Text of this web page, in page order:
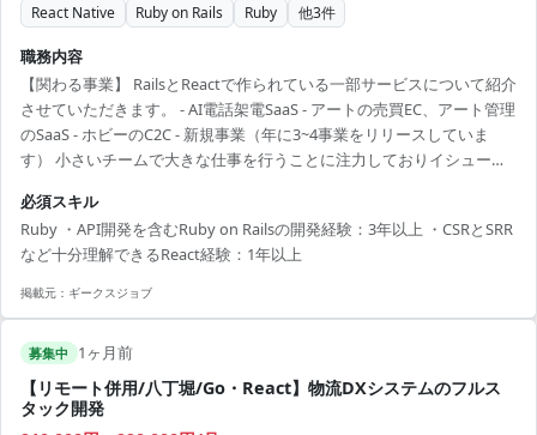
React Native Ruby on Rails Ruby 他3件
職務内容
【関わる事業】 RailsとReactで作られている一部サービスについて紹介
させていただきます。 - AI電話架電SaaS - アートの売買EC、アート管理
のSaaS - ホビーのC2C - 新規事業（年に3~4事業をリリースしていま
す） 小さいチームで大きな仕事を行うことに注力しておりイシューを
PdMとのシステム開発方針に関する議論・連携からフルサイクルでお
渡しをしたいと思っています。 スクラム開発など生産性が最大化する
仕組みは積極的に取り入れています。 【業務内容】 - web/appの設
計、開発、テスト - PM, PdMとのシステム開...
必須スキル
Ruby ・API開発を含むRuby on Railsの開発経験：3年以上 ・CSRとSRR
など十分理解できるReact経験：1年以上
掲載元： ギークスジョブ
募集中 1ヶ月前
【リモート併用/八丁堀/Go・React】物流DXシステムのフルス
タック開発